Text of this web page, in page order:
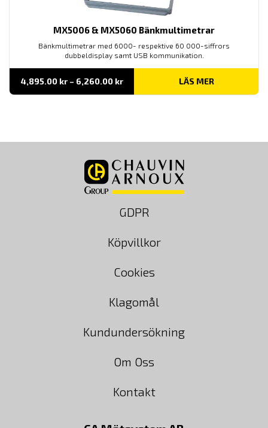
MX5006 & MX5060 Bänkmultimetrar
Bänkmultimetrar med 6000- respektive 60 000-siffrors
dubbeldisplay samt USB kommunikation.
4,895.00 kr – 6,260.00 krPrisintervall:
till
LÄS MER
GDPR
Köpvillkor
Cookies
Klagomål
Kundundersökning
Om Oss
Kontakt